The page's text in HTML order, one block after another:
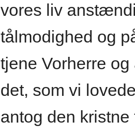
vores liv
tålmodighed og
tjene Vorherre
det, som vi
antog den